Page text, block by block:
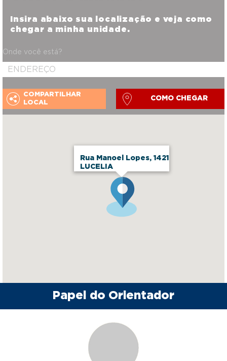
Rua Manoel Lopes, 1421
LUCELIA
Insira abaixo sua localização e veja como
chegar a minha unidade.
Onde você está?
COMPARTILHAR
LOCAL
COMO CHEGAR
Papel do Orientador